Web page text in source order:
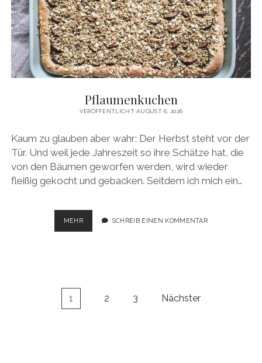
Pflaumenkuchen
VERÖFFENTLICHT AUGUST 6, 2026
Kaum zu glauben aber wahr: Der Herbst steht vor der
Tür. Und weil jede Jahreszeit so ihre Schätze hat, die
von den Bäumen geworfen werden, wird wieder
fleißig gekocht und gebacken. Seitdem ich mich ein…
MEHRPFLAUMENKUCHEN
SCHREIB EINEN KOMMENTAR
Beitragsnavigation
1 2 3 Nächster